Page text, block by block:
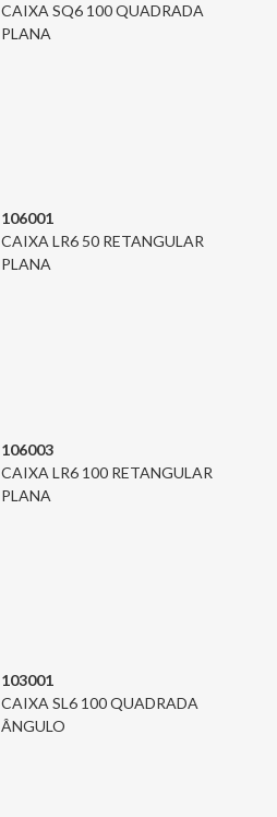
CAIXA SQ6 100 QUADRADA
PLANA
106001
CAIXA LR6 50 RETANGULAR
PLANA
106003
CAIXA LR6 100 RETANGULAR
PLANA
103001
CAIXA SL6 100 QUADRADA
ÂNGULO